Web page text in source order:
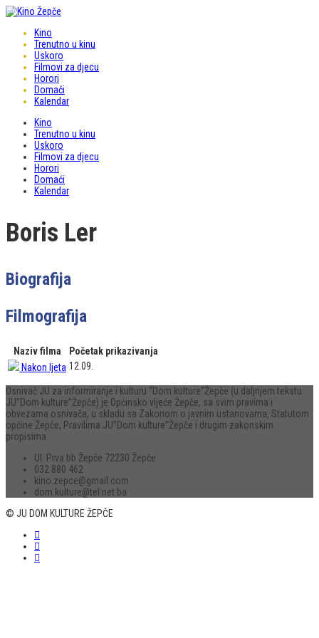
Kino
Trenutno u kinu
Uskoro
Filmovi za djecu
Horori
Domaći
Kalendar
Kino
Trenutno u kinu
Uskoro
Filmovi za djecu
Horori
Domaći
Kalendar
Boris Ler
Biografija
Filmografija
Naziv filma
Početak prikazivanja
Nakon ljeta 12.09.
Osnivač JU za informiranje i kulturu “Dom kulture“Žepče (u daljnjem tekstu
JU”Dom kulture”Žepče) je Općinsko vijeće Žepče, sa svim pravima i
obvezama osnivača, u skladu sa Zakonom o javnim ustanovama, Statutom
općine Žepče, Pravilima JU”Dom kulture”Žepče i drugim zakonskim
propisima.
Ul. Prva bb Žepče 72230 Žepče
032 880 462
kino.zepce@gmail.com
dom.kulture@tel.net.ba
© JU DOM KULTURE ŽEPČE